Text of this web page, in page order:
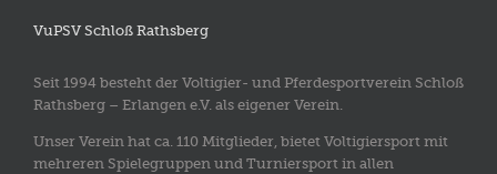
VuPSV Schloß Rathsberg
Seit 1994 besteht der Voltigier- und Pferdesportverein Schloß
Rathsberg – Erlangen e.V. als eigener Verein.
Unser Verein hat ca. 110 Mitglieder, bietet Voltigiersport mit
mehreren Spielegruppen und Turniersport in allen